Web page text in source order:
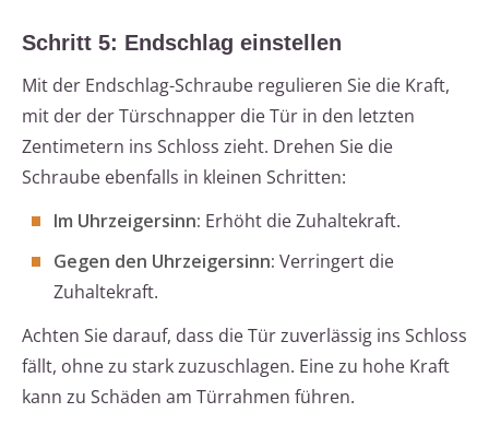
Schritt 5: Endschlag einstellen
Mit der Endschlag-Schraube regulieren Sie die Kraft,
mit der der Türschnapper die Tür in den letzten
Zentimetern ins Schloss zieht. Drehen Sie die
Schraube ebenfalls in kleinen Schritten:
Im Uhrzeigersinn: Erhöht die Zuhaltekraft.
Gegen den Uhrzeigersinn: Verringert die
Zuhaltekraft.
Achten Sie darauf, dass die Tür zuverlässig ins Schloss
fällt, ohne zu stark zuzuschlagen. Eine zu hohe Kraft
kann zu Schäden am Türrahmen führen.